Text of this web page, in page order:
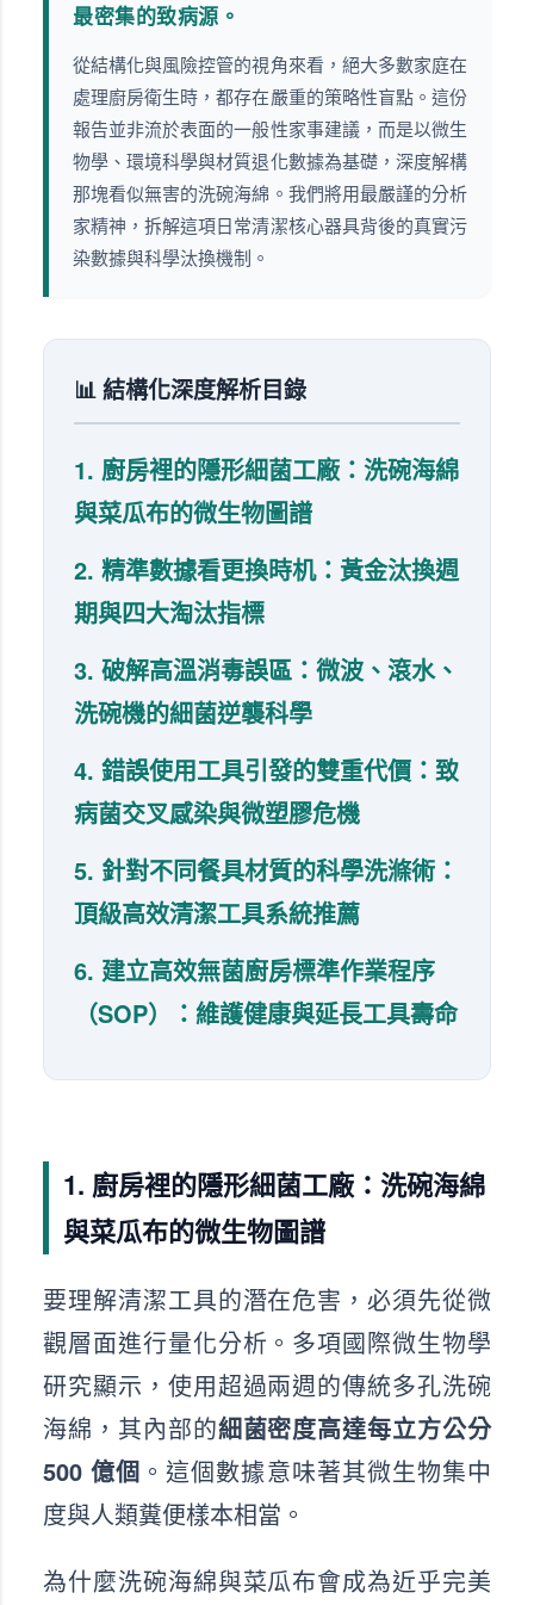
最密集的致病源。
從結構化與風險控管的視角來看，絕大多數家庭在
處理廚房衛生時，都存在嚴重的策略性盲點。這份
報告並非流於表面的一般性家事建議，而是以微生
物學、環境科學與材質退化數據為基礎，深度解構
那塊看似無害的洗碗海綿。我們將用最嚴謹的分析
家精神，拆解這項日常清潔核心器具背後的真實污
染數據與科學汰換機制。
📊 結構化深度解析目錄
1. 廚房裡的隱形細菌工廠：洗碗海綿
與菜瓜布的微生物圖譜
2. 精準數據看更換時机：黃金汰換週
期與四大淘汰指標
3. 破解高溫消毒誤區：微波、滾水、
洗碗機的細菌逆襲科學
4. 錯誤使用工具引發的雙重代價：致
病菌交叉感染與微塑膠危機
5. 針對不同餐具材質的科學洗滌術：
頂級高效清潔工具系統推薦
6. 建立高效無菌廚房標準作業程序
（SOP）：維護健康與延長工具壽命
1. 廚房裡的隱形細菌工廠：洗碗海綿
與菜瓜布的微生物圖譜
要理解清潔工具的潛在危害，必須先從微
觀層面進行量化分析。多項國際微生物學
研究顯示，使用超過兩週的傳統多孔洗碗
海綿，其內部的細菌密度高達每立方公分
500 億個 。這個數據意味著其微生物集中
度與人類糞便樣本相當。
為什麼洗碗海綿與菜瓜布會成為近乎完美